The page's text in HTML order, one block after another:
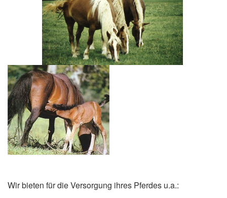
Wir bieten für die Versorgung ihres Pferdes u.a.: